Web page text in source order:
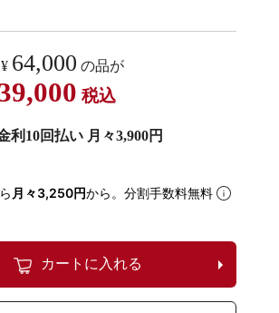
¥ 64,000 の品が
税込
利10回払い 月々3,900円
月々3,250円から。分割手数料無料
カートに入れる